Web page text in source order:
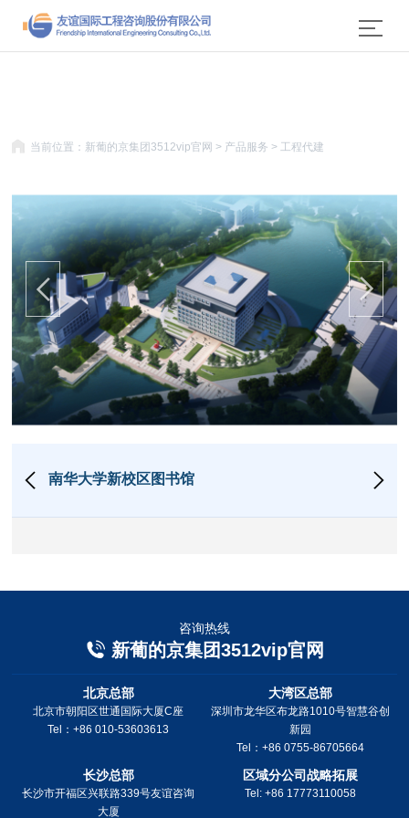
新葡的京集团3512vip(中国)股份公
司
当前位置： 新葡的京集团3512vip官网 > 产品服务 >工程代建
南华大学新校区图书馆
咨询热线
新葡的京集团3512vip官网
北京总部
北京市朝阳区世通国际大厦C座
Tel：+86 010-53603613
大湾区总部
深圳市龙华区布龙路1010号智慧谷创
新园
Tel：+86 0755-86705664
长沙总部
长沙市开福区兴联路339号友谊咨询
大厦
区域分公司战略拓展
Tel: +86 17773110058